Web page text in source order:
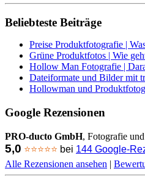
Beliebteste Beiträge
Preise Produktfotografie |
Grüne Produktfotos | Wie
Hollow Man Fotografie |
Dateiformate und Bilder mit
Hollowman und
Google Rezensionen
PRO-ducto GmbH, Fotografie
5,0 ⭐⭐⭐⭐⭐ bei 144 Google-
Alle Rezensionen ansehen |